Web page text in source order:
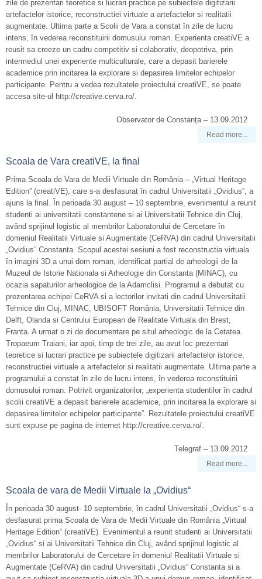
zile de prezentari teoretice si lucrari practice pe subiectele digitizarii
artefactelor istorice, reconstructiei virtuale a artefactelor si realitatii
augmentate. Ultima parte a Scolii de Vara a constat în zile de lucru
intens, în vederea reconstituirii domusului roman. Experienta creatiVE a
reusit sa creeze un cadru competitiv si colaborativ, deopotriva, prin
intermediul unei experiente multiculturale, care a depasit barierele
academice prin incitarea la explorare si depasirea limitelor echipelor
participante. Pentru a vedea rezultatele proiectului creatiVE, se poate
accesa site-ul http://creative.cerva.ro/.
Observator de Constanța – 13.09.2012
Read more...
Scoala de Vara creatiVE, la final
Prima Scoala de Vara de Medii Virtuale din România – „Virtual Heritage
Edition” (creatiVE), care s-a desfasurat în cadrul Universitatii „Ovidius”, a
ajuns la final. În perioada 30 august – 10 septembrie, evenimentul a reunit
studenti ai universitatii constantene si ai Universitatii Tehnice din Cluj,
având sprijinul logistic al membrilor Laboratorului de Cercetare în
domeniul Realitatii Virtuale si Augmentate (CeRVA) din cadrul Universitatii
„Ovidius” Constanta. Scopul acestei sesiuni a fost reconstructia virtuala
în imagini 3D a unui dom roman, identificat partial de arheologii de la
Muzeul de Istorie Nationala si Arheologie din Constanta (MINAC), cu
ocazia sapaturilor arheologice de la Adamclisi. Programul a debutat cu
prezentarea echipei CeRVA si a lectorilor invitati din cadrul Universitatii
Tehnice din Cluj, MINAC, UBISOFT România, Universitatii Tehnice din
Delft, Olanda si Centrului European de Realitate Virtuala din Brest,
Franta. A urmat o zi de documentare pe situl arheologic de la Cetatea
Tropaeum Traiani, iar apoi, timp de trei zile, au avut loc prezentari
teoretice si lucrari practice pe subiectele digitizarii artefactelor istorice,
reconstructiei virtuale a artefactelor si realitatii augmentate. Ultima parte a
programului a constat în zile de lucru intens, în vederea reconstituirii
domusului roman. Potrivit organizatorilor, „experienta studentilor în cadrul
scolii creatiVE a depasit barierele academice, prin incitarea la explorare si
depasirea limitelor echipelor participante”. Rezultatele proiectului creatiVE
sunt expuse pe pagina de internet http://creative.cerva.ro/.
Telegraf – 13.09.2012
Read more...
Scoala de vara de Medii Virtuale la „Ovidius“
În perioada 30 august- 10 septembrie, în cadrul Universitatii „Ovidius“ s-a
desfasurat prima Scoala de Vara de Medii Virtuale din România „Virtual
Heritage Edition“ (creatiVE). Evenimentul a reunit studenti ai Universitatii
„Ovidius“ si ai Universitatii Tehnice din Cluj, având sprijinul logistic al
membrilor Laboratorului de Cercetare în domeniul Realitatii Virtuale si
Augmentate (CeRVA) din cadrul Universitatii „Ovidius“ Constanta si a